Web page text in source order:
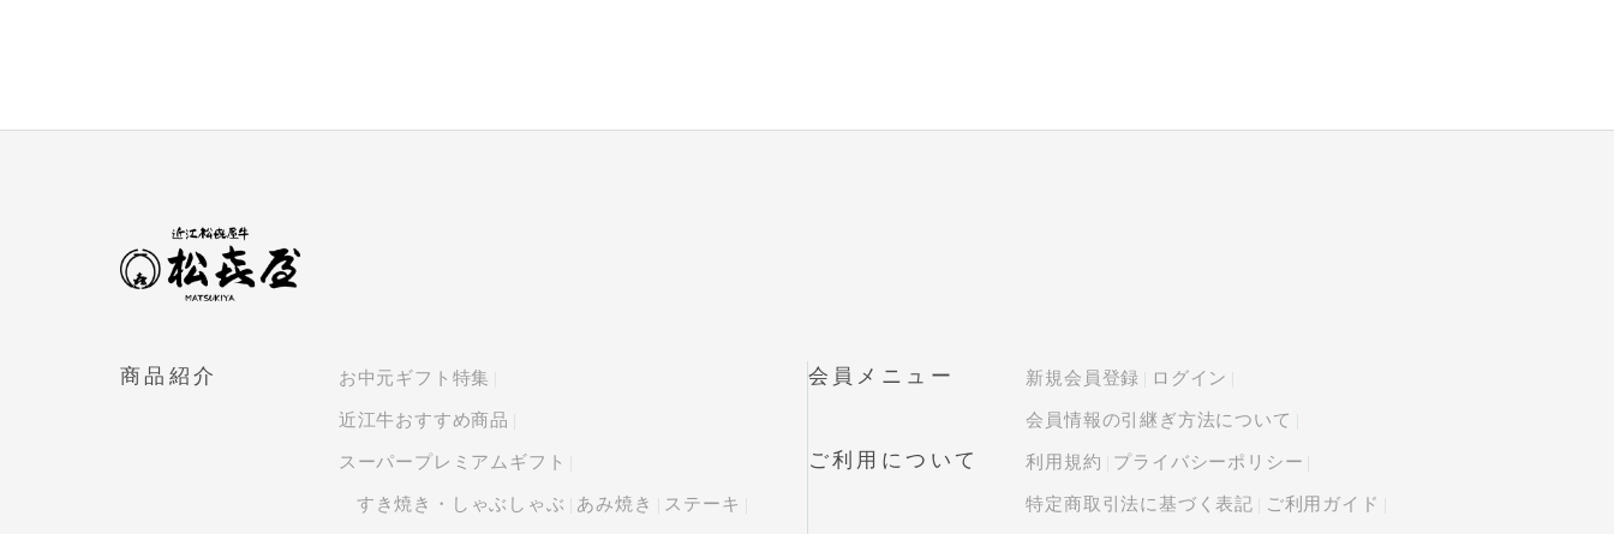
商品紹介 お中元ギフト特集
近江牛おすすめ商品
スーパープレミアムギフト
すき焼き・しゃぶしゃぶ あみ焼き ステーキ
会員メニュー 新規会員登録 ログイン
会員情報の引継ぎ方法について
ご利用について 利用規約 プライバシーポリシー
特定商取引法に基づく表記 ご利用ガイド